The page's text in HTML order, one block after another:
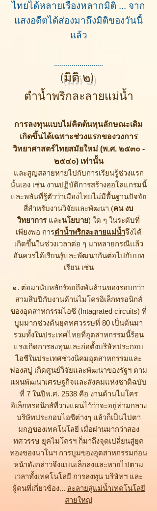
ไทยได้หลายเรื่องหลากมิติ ... จาก
แสงอดีตได้ส่องมาถึงมิติของวันนี้
แล้ว
.........................
(มิติ ๒)
ตำน้ำพริกละลายแม่น้ำ
การลงทุนแบบไม่คิดต้นทุนลักษณะเดิม
เกิดขึ้นได้เฉพาะช่วงแรกของวงการ
วิทยาศาสตร์ไทยสมัยใหม่ (พ.ศ. ๒๕๓๐ -
๒๕๔๐) เท่านั้น
และสูญสลายหายไปกับการเรียนรู้ช่วงแรก
นั้นเอง เช่น งานปฏิบัติการสร้างฮอโลแกรมนี้
และพลันที่รู้ตัวว่าเมืองไทยไม่มีพื้นฐานปัจจัย
สี่สำหรับงานวิจัยและพัฒนา (คน งบ
วิทยาการและนโยบาย) ใด ๆ ในระดับที่
เพียงพอ การตำน้ำพริกละลายแม่น้ำจึงได้
เกิดขึ้นในช่วงเวลาต่อ ๆ มาหลายกรณีแล้ว
อันควรได้เรียนรู้และพัฒนากันต่อไปกับบท
เรียน เช่น
๑.​ ต่อมานับหลักร้อยถึงพันล้านของรอบกว่า
สามสิบปีกับงานด้านไมโครอิเล็กทรอนิกส์
ของอุตสาหกรรมไอซี (Intagrated circuits) ที่
บูมมากช่วงต้นยุคทศวรรษที่ 80 เป็นต้นมา
รวมทั้งในประเทศไทยที่อุตสาหกรรมนี้ร้อน
แรงเกิดการลงทุนและก่อตั้งบริษัทประกอบ
ไอซีในประเทศช่วงนิคมอุตสาหกรรมและ
ฟองสบู่ เกิดศูนย์วิจัยและพัฒนาของรัฐฯ ตาม
แผนพัฒนาเศรษฐกิจและสังคมแห่งชาติฉบับ
ที่ 7 ในปีพ.ศ. 2538 คือ งานด้านไมโคร
อิเล็กทรอนิกส์ที่วางแผนไว้ว่าจะอยู่ท่ามกลาง
บริษัทประกอบไอซีต่างๆ แล้วก็เป็นไปตา
มกฏของเทคโนโลยี เมื่อผ่านมากว่าสอง
ทศวรรษ ยุคไมโครฯ ก็มาถึงจุดเปลี่ยนสู่ยุค
ทองของนาโนฯ การบูมของอุตสาหกรรมก่อน
หน้าดังกล่าวจึงแบนเล็กลงและหายไปตาม
เวลาทั้งเทคโนโลยี การลงทุน บริษัทฯ และ
ผู้คนที่เกี่ยวข้อง... ละลายสู่แม่น้ำเทคโนโลยี
สายใหญ่